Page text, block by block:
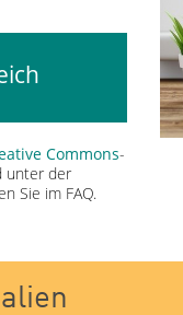
Commons-
unter der
Sie im FAQ.